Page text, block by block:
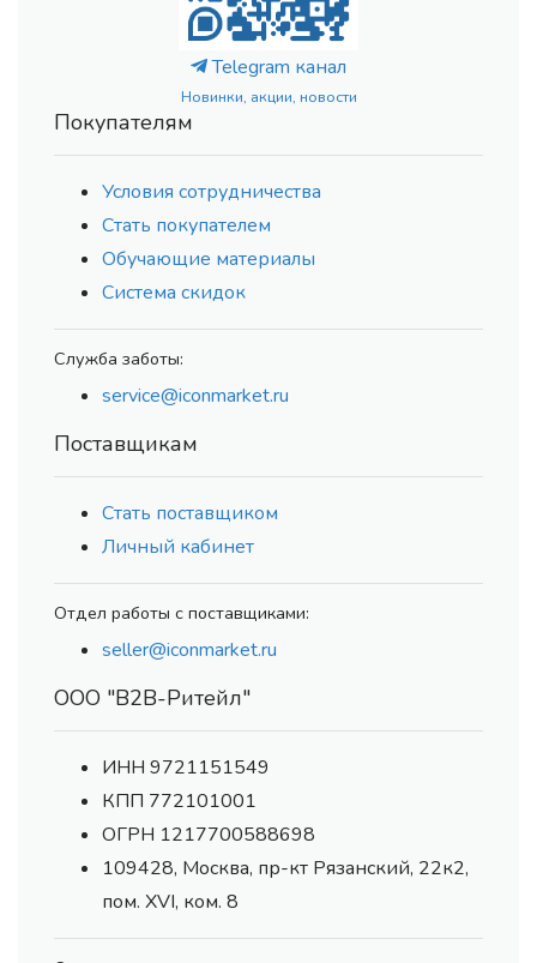
Telegram канал
Новинки, акции, новости
Покупателям
Условия сотрудничества
Стать покупателем
Обучающие материалы
Система скидок
Служба заботы:
service@iconmarket.ru
Поставщикам
Стать поставщиком
Личный кабинет
Отдел работы с поставщиками:
seller@iconmarket.ru
ООО "В2В-Ритейл"
ИНН 9721151549
КПП 772101001
ОГРН 1217700588698
109428, Москва, пр-кт Рязанский, 22к2,
пом. XVI, ком. 8